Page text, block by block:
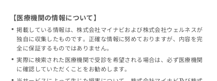
【医療機関の情報について】
掲載している情報は、株式会社マイナビおよび株式会社ウェルネスが
独自に収集したものです。正確な情報に努めておりますが、内容を完
全に保証するものではありません。
実際に検索された医療機関で受診を希望される場合は、必ず医療機関
に確認していただくことをお勧めします。